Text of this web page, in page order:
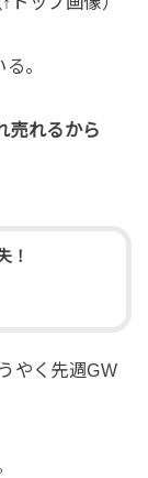
。
売れるから
！
やく先週GW